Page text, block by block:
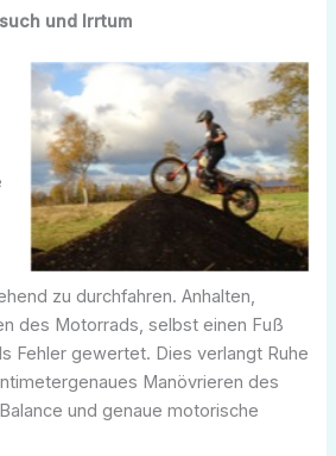
und Irrtum
zu durchfahren. Anhalten,
des Motorrads, selbst einen Fuß
Fehler gewertet. Dies verlangt Ruhe
Manövrieren des
und genaue motorische